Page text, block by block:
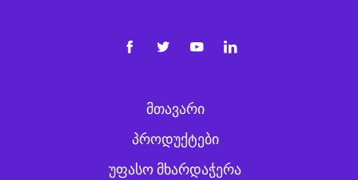
ᲛᲗᲐᲕᲐᲠᲘ
ᲞᲠᲝᲓᲣᲥᲢᲔᲑᲘ
ᲣᲤᲐᲡᲝ ᲛᲮᲐᲠᲓᲐᲭᲔᲠᲐ